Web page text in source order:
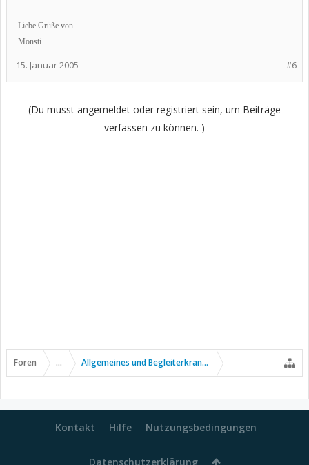
Liebe Grüße von
Monsti
#6
15. Januar 2005
(Du musst angemeldet oder registriert sein, um Beiträge
verfassen zu können. )
Foren ... Allgemeines und Begleiterkrankungen
Kontakt Hilfe Nutzungsbedingungen
Datenschutzerklärung